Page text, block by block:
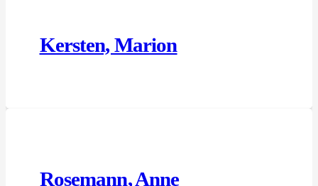
Kersten, Marion
Rosemann, Anne